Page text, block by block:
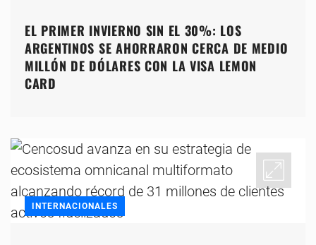
EL PRIMER INVIERNO SIN EL 30%: LOS
ARGENTINOS SE AHORRARON CERCA DE MEDIO
MILLÓN DE DÓLARES CON LA VISA LEMON
CARD
INTERNACIONALES